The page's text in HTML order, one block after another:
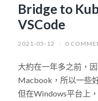
Bridge to
VSCode
2021-05-12 / 0
大約在一年多之前，
Macbook，所以一些
但在Windows平台上